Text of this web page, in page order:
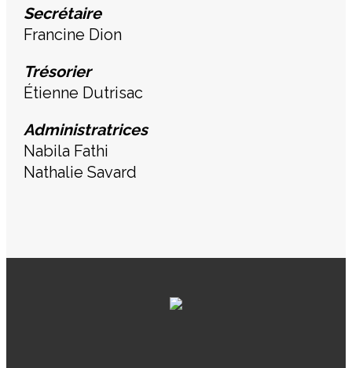
Secrétaire
Francine Dion
Trésorier
Étienne Dutrisac
Administratrices
Nabila Fathi
Nathalie Savard